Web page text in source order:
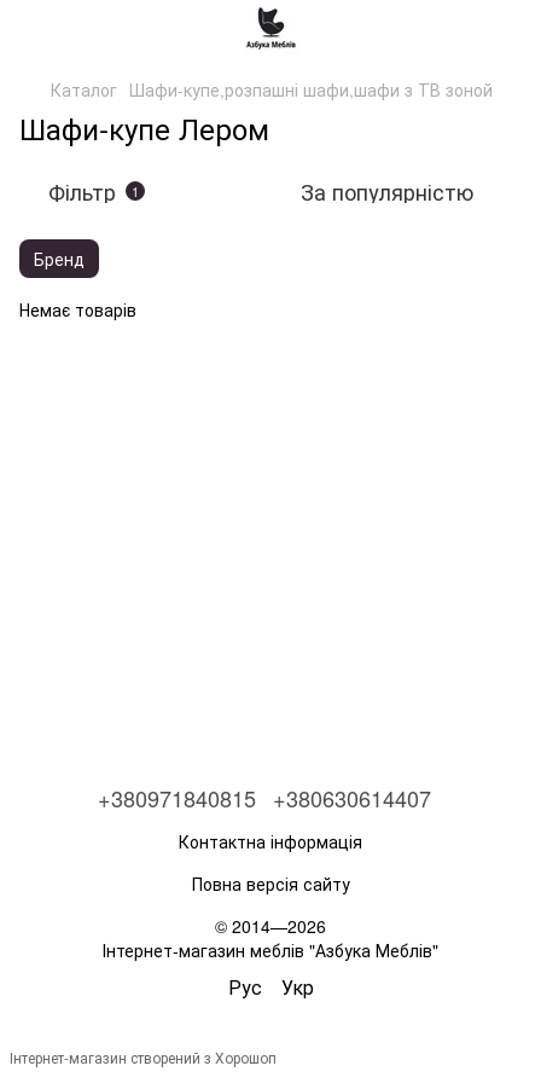
Каталог Шафи-купе,розпашні шафи,шафи з ТВ зоной
Шафи-купе Лером
Фільтр 1 За популярністю
Бренд
Немає товарів
+380971840815 +380630614407
Контактна інформація
Повна версія сайту
© 2014—2026
Інтернет-магазин меблів "Азбука Меблів"
Рус Укр
Інтернет-магазин створений з Хорошоп